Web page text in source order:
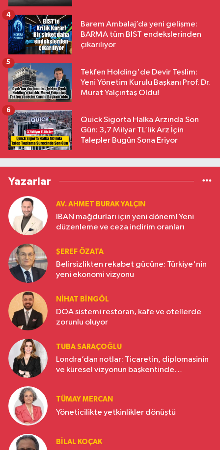
Barem Ambalaj’da yeni gelişme:
BARMA tüm BIST endekslerinden
çıkarılıyor
4
Tekfen Holding'de Devir Teslim:
Yeni Yönetim Kurulu Başkanı Prof. Dr.
Murat Yalçıntaş Oldu!
5
Quick Sigorta Halka Arzında Son
Gün: 3,7 Milyar TL’lik Arz İçin
Talepler Bugün Sona Eriyor
6
Yazarlar
AV. AHMET BURAK YALÇIN
IBAN mağdurları için yeni dönem! Yeni
düzenleme ve ceza indirim oranları
ŞEREF ÖZATA
Belirsizlikten rekabet gücüne: Türkiye'nin
yeni ekonomi vizyonu
NIHAT BINGÖL
DOA sistemi restoran, kafe ve otellerde
zorunlu oluyor
TUBA SARAÇOĞLU
Londra’dan notlar: Ticaretin, diplomasinin
ve küresel vizyonun başkentinde
TÜMAY MERCAN
Yöneticilikte yetkinlikler dönüştü
BILAL KOÇAK